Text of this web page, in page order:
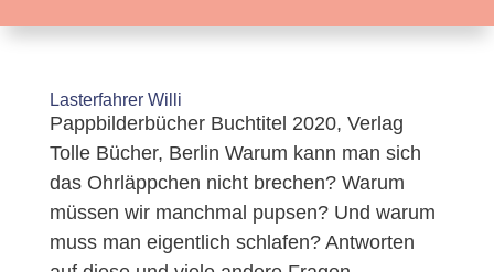
Lasterfahrer Willi
Pappbilderbücher Buchtitel 2020, Verlag
Tolle Bücher, Berlin Warum kann man sich
das Ohrläppchen nicht brechen? Warum
müssen wir manchmal pupsen? Und warum
muss man eigentlich schlafen? Antworten